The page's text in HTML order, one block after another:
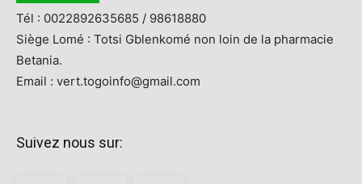
Tél : 0022892635685 / 98618880
Siège Lomé : Totsi Gblenkomé non loin de la pharmacie
Betania.
Email : vert.togoinfo@gmail.com
Suivez nous sur: